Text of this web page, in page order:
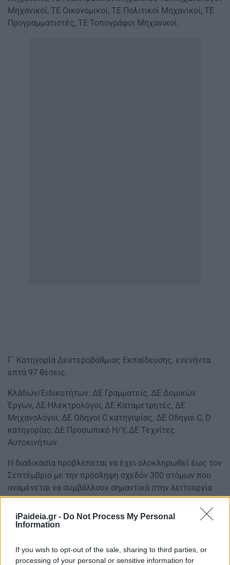
iPaideia.gr - Do Not Process My Personal
Information
If you wish to opt-out of the sale, sharing to third parties, or
processing of your personal or sensitive information for
Μηχανικοί, ΤΕ Οικονομικοί, ΤΕ Πολιτικοί Μηχανικοί, ΤΕ
Προγραμματιστές, ΤΕ Τοπογράφοι Μηχανικοί.
Γ΄ Κατηγορία Δευτεροβάθμιας Εκπαίδευσης, ενενήντα
επτά 97 θέσεις.
Κλάδων/Ειδικοτήτων: ΔΕ Γραμματείς, ΔΕ Δομικών
Έργων, ΔΕ Ηλεκτρολόγοι, ΔΕ Καταμετρητές, ΔΕ
Μηχανολόγοι, ΔΕ Οδηγοί C κατηγορίας, ΔΕ Οδηγοί C, D
κατηγορίας, ΔΕ Προσωπικό Η/Υ, ΔΕ Τεχνίτες
Αυτοκινήτων.
Η διαδικασία προβλέπεται να έχει ολοκληρωθεί έως τον
Σεπτέμβριο με την πρόσληψη σχεδόν 300 ατόμων που
αναμένεται να συμβάλλουν σημαντικά στην λειτουργία
και την ανάπτυξη της εταιρείας.